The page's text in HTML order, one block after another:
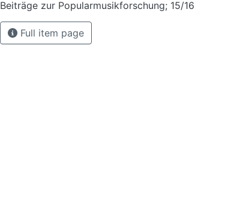
Beiträge zur Popularmusikforschung; 15/16
Full item page